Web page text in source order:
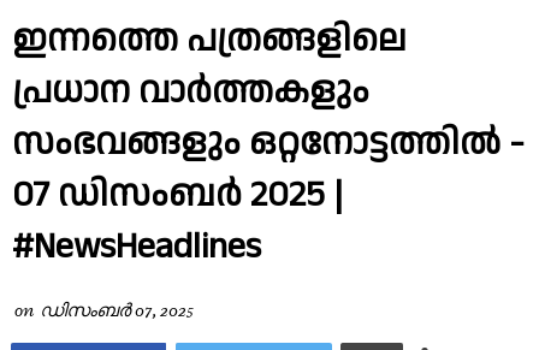
ഇന്നത്തെ പത്രങ്ങളിലെ
പ്രധാന വാർത്തകളും
സംഭവങ്ങളും ഒറ്റനോട്ടത്തിൽ -
07 ഡിസംബർ 2025 |
#NewsHeadlines
on ഡിസംബർ 07, 2025